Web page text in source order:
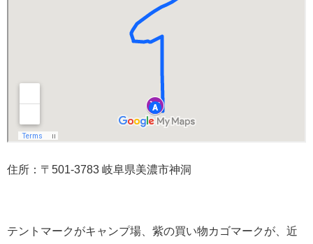
住所：〒501-3783 岐阜県美濃市神洞
テントマークがキャンプ場、紫の買い物カゴマークが、近